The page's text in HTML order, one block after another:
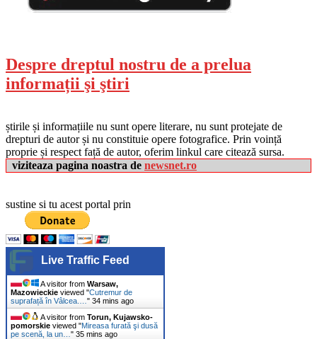
Despre dreptul nostru de a prelua
informații şi ştiri
știrile și informațiile nu sunt opere literare, nu sunt protejate de
drepturi de autor și nu constituie opere fotografice. Prin voință
proprie și respect față de autor, oferim linkul care citează sursa.
viziteaza pagina noastra de newsnet.ro
sustine si tu acest portal prin
Live Traffic Feed
A visitor from Warsaw,
Mazowieckie viewed "Cutremur de
suprafață în Vâlcea.… " 34 mins ago
A visitor from Torun, Kujawsko-
pomorskie viewed "Mireasa furată şi dusă
pe scenă, la un… " 35 mins ago